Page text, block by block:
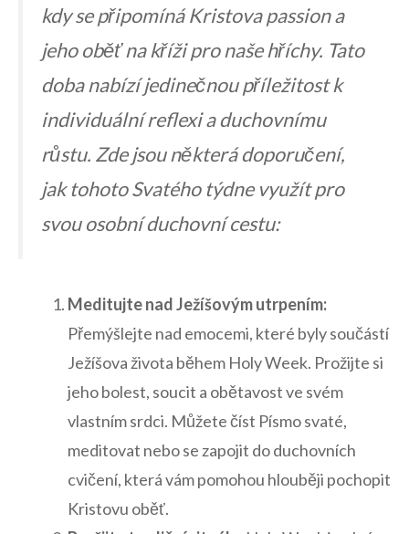
kdy se připomíná Kristova‍ passion a
jeho oběť na kříži pro‌ naše hříchy. Tato
doba nabízí⁤ jedinečnou příležitost k
individuální reflexi a‍ duchovnímu
růstu. Zde jsou některá doporučení,
jak tohoto Svatého ‍týdne ‌využít pro
svou​ osobní duchovní cestu:
Meditujte⁣ nad Ježíšovým ‍utrpením:
Přemýšlejte nad​ emocemi, které⁢ byly součástí
Ježíšova života ​během Holy ‍Week. Prožijte si
jeho​ bolest,⁣ soucit a obětavost ve‍ svém
vlastním srdci. Můžete‌ číst Písmo⁣ svaté,‌
meditovat ⁣nebo se zapojit do duchovních
cvičení, která vám pomohou hlouběji pochopit
Kristovu oběť.